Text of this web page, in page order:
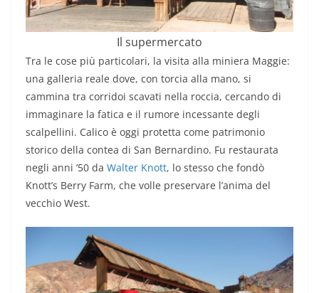
Il supermercato
Tra le cose più particolari, la visita alla miniera Maggie:
una galleria reale dove, con torcia alla mano, si
cammina tra corridoi scavati nella roccia, cercando di
immaginare la fatica e il rumore incessante degli
scalpellini. Calico è oggi protetta come patrimonio
storico della contea di San Bernardino. Fu restaurata
negli anni ’50 da Walter Knott, lo stesso che fondò
Knott’s Berry Farm, che volle preservare l’anima del
vecchio West.